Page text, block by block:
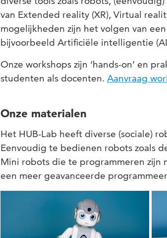
van Extended reality (XR), Virtual
mogelijkheden zijn het volgen van
bijvoorbeeld Artificiële intelligentie
Onze workshops zijn ‘hands-on’ en
studenten als docenten. Aanvraag
Onze materialen
Het HUB-Lab heeft diverse (sociale)
Eenvoudig te bedienen robots zoals
Mini robots die te programmeren zijn
een meer geavanceerde